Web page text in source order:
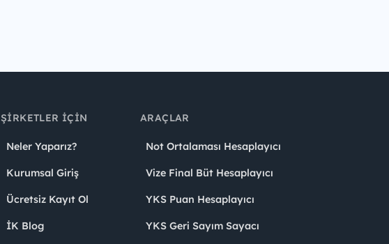
ŞIRKETLER İÇIN
Neler Yaparız?
Kurumsal Giriş
Ücretsiz Kayıt Ol
İK Blog
ARAÇLAR
Not Ortalaması Hesaplayıcı
Vize Final Büt Hesaplayıcı
YKS Puan Hesaplayıcı
YKS Geri Sayım Sayacı